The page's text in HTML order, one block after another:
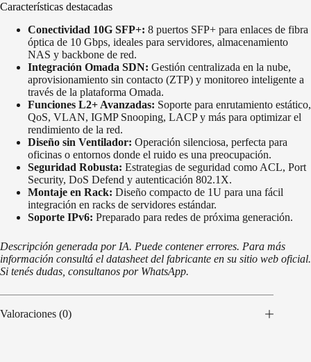
Características destacadas
Conectividad 10G SFP+: 8 puertos SFP+ para enlaces de fibra
óptica de 10 Gbps, ideales para servidores, almacenamiento
NAS y backbone de red.
Integración Omada SDN: Gestión centralizada en la nube,
aprovisionamiento sin contacto (ZTP) y monitoreo inteligente a
través de la plataforma Omada.
Funciones L2+ Avanzadas: Soporte para enrutamiento estático,
QoS, VLAN, IGMP Snooping, LACP y más para optimizar el
rendimiento de la red.
Diseño sin Ventilador: Operación silenciosa, perfecta para
oficinas o entornos donde el ruido es una preocupación.
Seguridad Robusta: Estrategias de seguridad como ACL, Port
Security, DoS Defend y autenticación 802.1X.
Montaje en Rack: Diseño compacto de 1U para una fácil
integración en racks de servidores estándar.
Soporte IPv6: Preparado para redes de próxima generación.
Descripción generada por IA. Puede contener errores. Para más
información consultá el datasheet del fabricante en su sitio web oficial.
Si tenés dudas, consultanos por WhatsApp.
Valoraciones (0)